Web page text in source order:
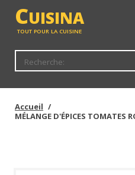
CUISINA
TOUT POUR LA CUISINE
Accueil
MÉLANGE D'ÉPICES TOMATES